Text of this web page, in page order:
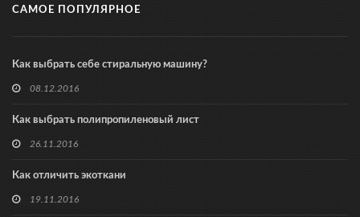
САМОЕ ПОПУЛЯРНОЕ
Как выбрать себе стиральную машину?
08.12.2016
Как выбрать полипропиленовый лист
26.11.2016
Как отличить экоткани
19.11.2016